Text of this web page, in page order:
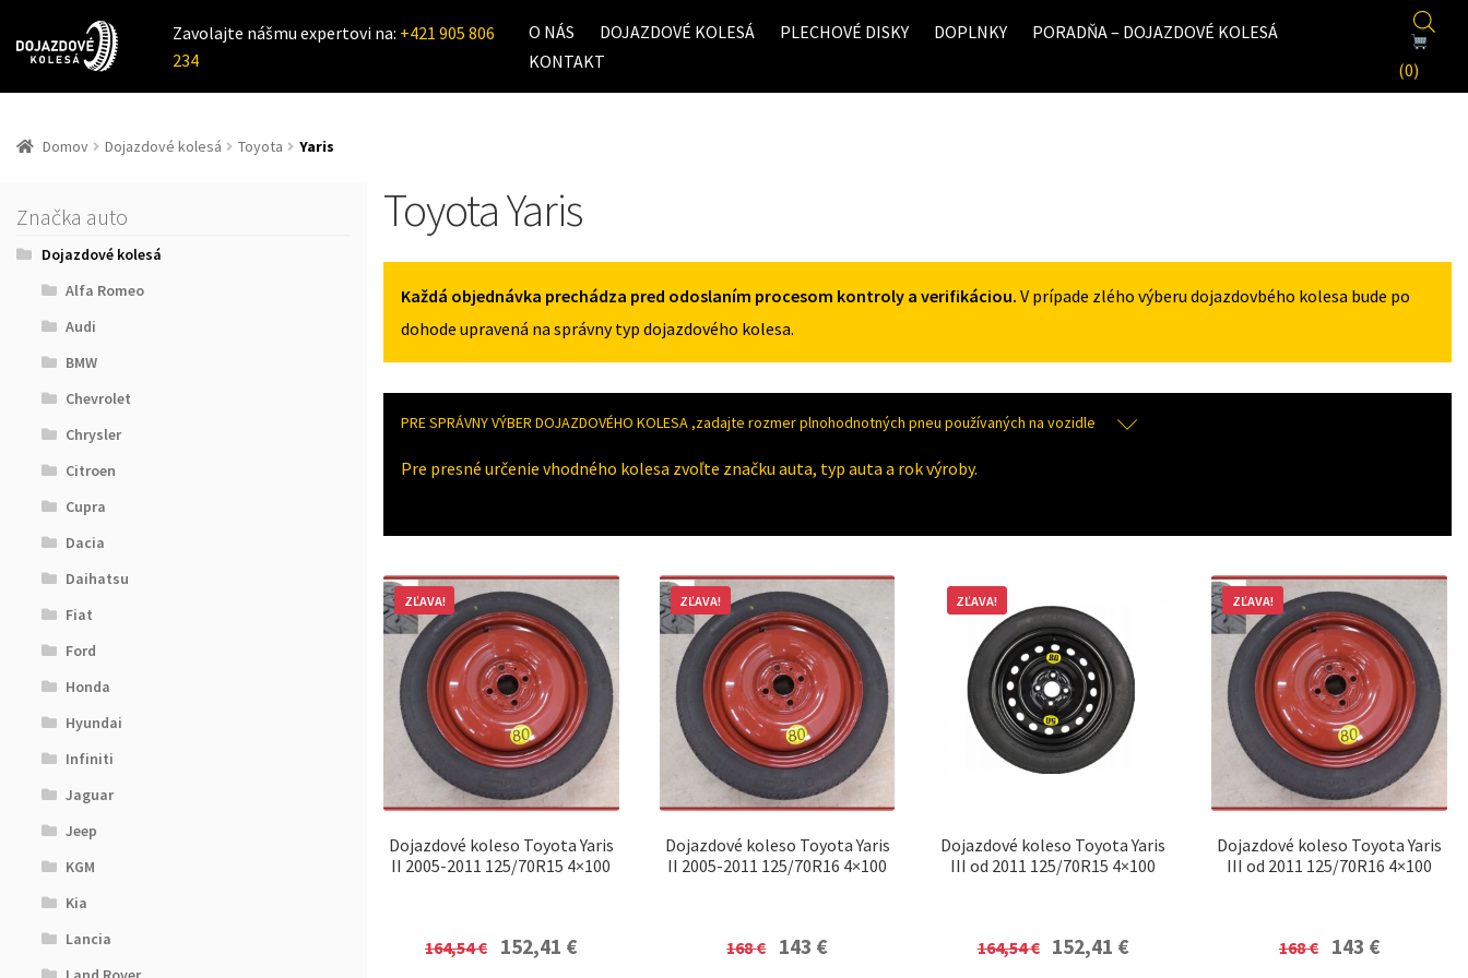
Zavolajte nášmu expertovi na: +421 905 806
234
O NÁS DOJAZDOVÉ KOLESÁ PLECHOVÉ DISKY DOPLNKY
PORADŇA – DOJAZDOVÉ KOLESÁ
KONTAKT
(0)
Domov Dojazdové kolesá Toyota Yaris
Značka auto
Dojazdové kolesá
Alfa Romeo
Audi
BMW
Chevrolet
Chrysler
Citroen
Cupra
Dacia
Daihatsu
Fiat
Ford
Honda
Hyundai
Infiniti
Jaguar
Jeep
KGM
Kia
Lancia
Toyota Yaris
Každá objednávka prechádza pred odoslaním procesom kontroly a verifikáciou. V prípade zlého výberu dojazdovbého kolesa bude po
dohode upravená na správny typ dojazdového kolesa.
PRE SPRÁVNY VÝBER DOJAZDOVÉHO KOLESA ,zadajte rozmer plnohodnotných pneu používaných na vozidle
Pre presné určenie vhodného kolesa zvoľte značku auta, typ auta a rok výroby.
Dojazdové koleso Toyota Yaris
II 2005-2011 125/70R15 4×100
ZĽAVA!
164,54€
Original
152,41 €Current
Dojazdové koleso Toyota Yaris
II 2005-2011 125/70R16 4×100
ZĽAVA!
168€
Original
143 €Current
Dojazdové koleso Toyota Yaris
III od 2011 125/70R15 4×100
ZĽAVA!
164,54€
Original
152,41 €
Dojazdové koleso Toyota Yaris
III od 2011 125/70R16 4×100
ZĽAVA!
168€
Original
143 €Current